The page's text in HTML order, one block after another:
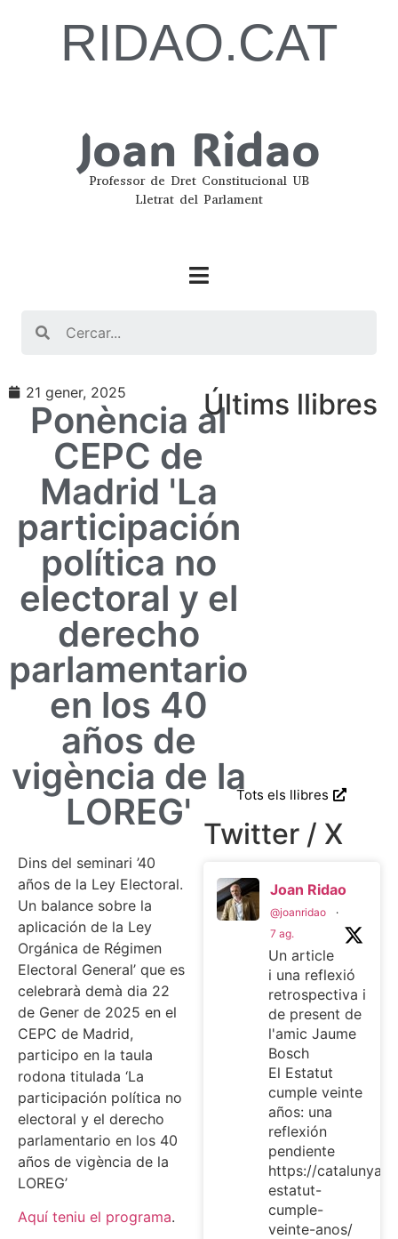
RIDAO.CAT
Joan Ridao
Professor de Dret Constitucional UB
Lletrat del Parlament
21 gener, 2025
Ponència al
CEPC de
Madrid 'La
participación
política no
electoral y el
derecho
parlamentario
en los 40
años de
vigència de la
LOREG'
Dins del seminari ’40
años de la Ley Electoral.
Un balance sobre la
aplicación de la Ley
Orgánica de Régimen
Electoral General’ que es
celebrarà demà dia 22
de Gener de 2025 en el
CEPC de Madrid,
participo en la taula
rodona titulada ‘La
participación política no
electoral y el derecho
parlamentario en los 40
años de vigència de la
LOREG’
Aquí teniu el programa.
Últims llibres
Tots els llibres
Twitter / X
Joan Ridao
@joanridao
·
7 ag.
Un article
i una reflexió
retrospectiva i
de present de
l'amic Jaume
Bosch
El Estatut
cumple veinte
años: una
reflexión
pendiente
https://
estatut-
cumple-
veinte-anos/